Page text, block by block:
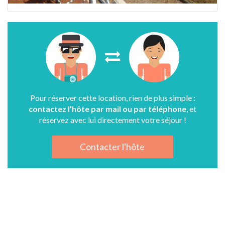
Pour réserver cette location, rien de plus simple :
contactez l’hôte par mail ou par téléphone, et
réservez avec lui directement votre séjour !
Contacter l'hôte